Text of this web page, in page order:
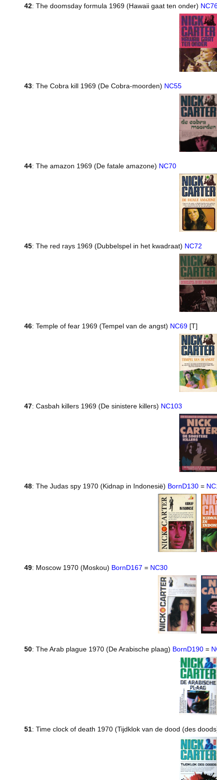
42: The doomsday formula 1969 (Hawaii gaat ten onder)
43: The Cobra kill 1969 (De Cobra-moorden) NC55
44: The amazon 1969 (De fatale amazone) NC70
45: The red rays 1969 (Dubbelspel in het kwadraat) NC72
46: Temple of fear 1969 (Tempel van de angst) NC69 [T]
47: Casbah killers 1969 (De sinistere killers) NC103
48: The Judas spy 1970 (Kidnap in Indonesië) BornD130 =
49: Moscow 1970 (Moskou) BornD167 = NC30
50: The Arab plague 1970 (De Arabische plaag) BornD190 =
51: Time clock of death 1970 (Tijdklok van de dood (des